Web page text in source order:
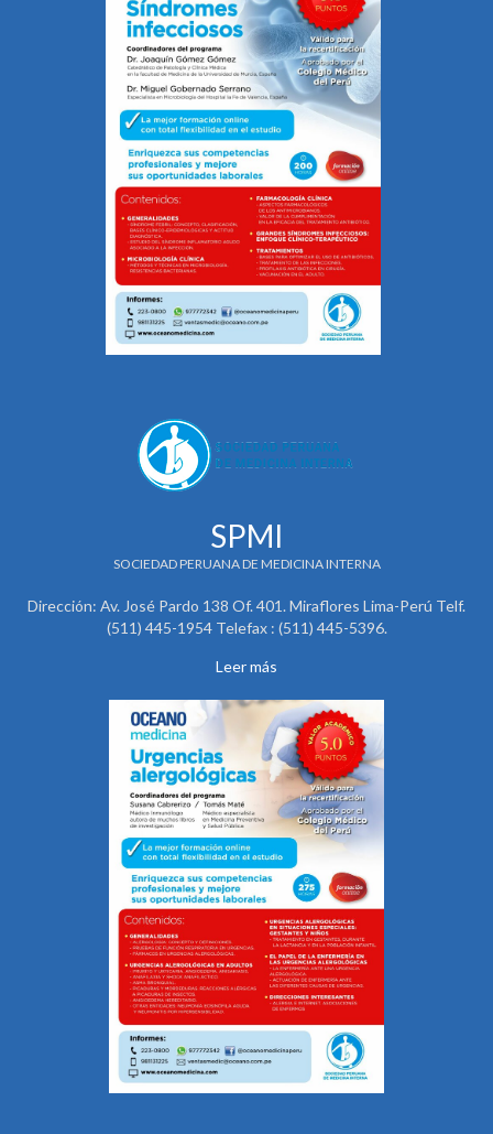
SPMI
SOCIEDAD PERUANA DE MEDICINA INTERNA
Dirección: Av. José Pardo 138 Of. 401. Miraflores Lima-Perú Telf.
(511) 445-1954 Telefax : (511) 445-5396.
Leer más